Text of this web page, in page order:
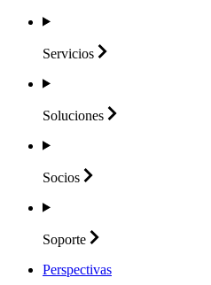
Servicios
Soluciones
Socios
Soporte
Perspectivas